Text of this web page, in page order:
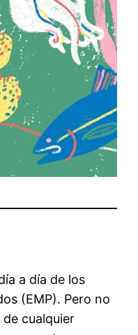
a día de los
(EMP). Pero no
cualquier